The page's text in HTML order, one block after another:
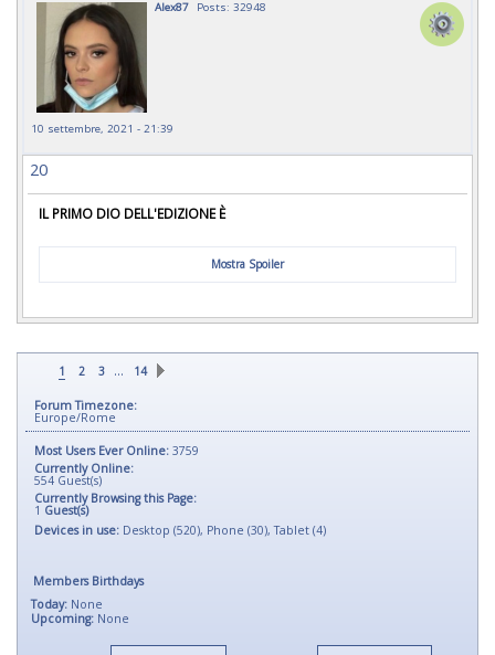
Alex87 Posts: 32948
10 settembre, 2021 - 21:39
20
IL PRIMO DIO DELL'EDIZIONE È
Mostra Spoiler
1 2 3 … 14
Forum Timezone:
Europe/Rome
Most Users Ever Online: 3759
Currently Online:
554 Guest(s)
Currently Browsing this Page:
1 Guest(s)
Devices in use: Desktop (520), Phone (30), Tablet (4)
Members Birthdays
Today: None
Upcoming: None